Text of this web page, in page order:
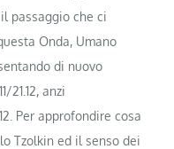
passaggio che ci
Onda, Umano
di nuovo
21.12, anzi
Per approfondire cosa
Tzolkin ed il senso dei